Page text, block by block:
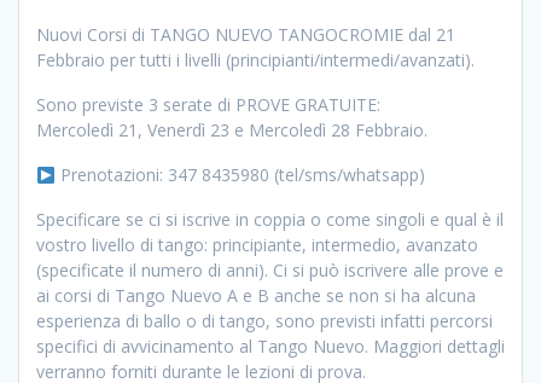
Nuovi Corsi di TANGO NUEVO TANGOCROMIE dal 21
Febbraio per tutti i livelli (principianti/intermedi/avanzati).
Sono previste 3 serate di PROVE GRATUITE:
Mercoledì 21, Venerdì 23 e Mercoledì 28 Febbraio.
Prenotazioni: 347 8435980 (tel/sms/whatsapp)
Specificare se ci si iscrive in coppia o come singoli e qual è il
vostro livello di tango: principiante, intermedio, avanzato
(specificate il numero di anni). Ci si può iscrivere alle prove e
ai corsi di Tango Nuevo A e B anche se non si ha alcuna
esperienza di ballo o di tango, sono previsti infatti percorsi
specifici di avvicinamento al Tango Nuevo. Maggiori dettagli
verranno forniti durante le lezioni di prova.